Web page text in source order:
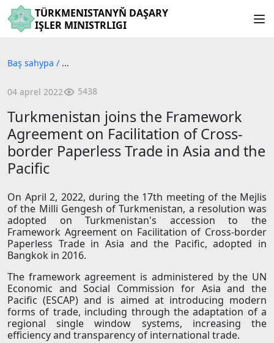
TÜRKMENISTANYŇ DAŞARY
IŞLER MINISTRLIGI
Baş sahypa / ...
04 aprel 2022 5438
Turkmenistan joins the Framework
Agreement on Facilitation of Cross-
border Paperless Trade in Asia and the
Pacific
On April 2, 2022, during the 17th meeting of the Mejlis
of the Milli Gengesh of Turkmenistan, a resolution was
adopted on Turkmenistan's accession to the
Framework Agreement on Facilitation of Cross-border
Paperless Trade in Asia and the Pacific, adopted in
Bangkok in 2016.
The framework agreement is administered by the UN
Economic and Social Commission for Asia and the
Pacific (ESCAP) and is aimed at introducing modern
forms of trade, including through the adaptation of a
regional single window systems, increasing the
efficiency and transparency of international trade.